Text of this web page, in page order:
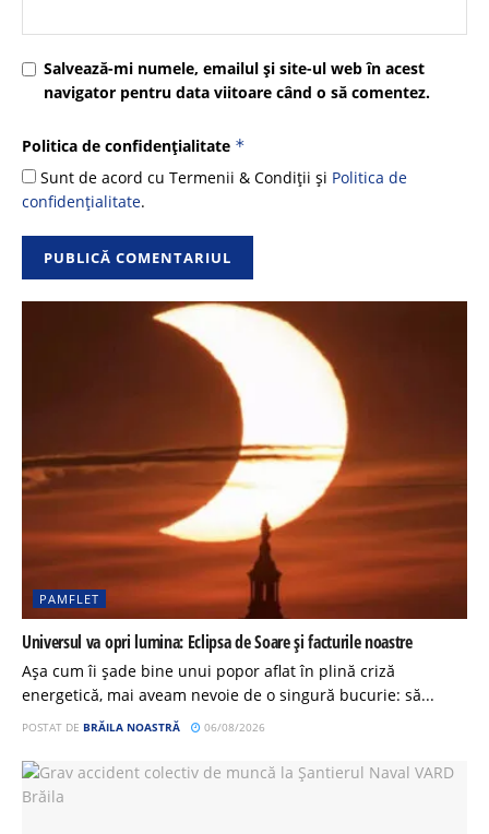
Salvează-mi numele, emailul și site-ul web în acest
navigator pentru data viitoare când o să comentez.
Politica de confidențialitate *
Sunt de acord cu Termenii & Condiții și Politica de
confidențialitate.
PAMFLET
Universul va opri lumina: Eclipsa de Soare și facturile noastre
Așa cum îi șade bine unui popor aflat în plină criză
energetică, mai aveam nevoie de o singură bucurie: să...
POSTAT DE BRĂILA NOASTRĂ 06/08/2026